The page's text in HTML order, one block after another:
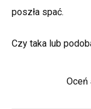
poszła spać.
Czy taka lub
Oceń